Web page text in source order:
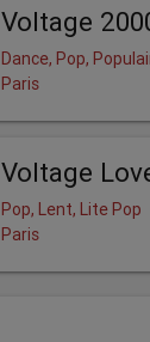
Voltage
Dance, Pop,
Paris
Voltage
Pop, Lent, Lite Pop
Paris